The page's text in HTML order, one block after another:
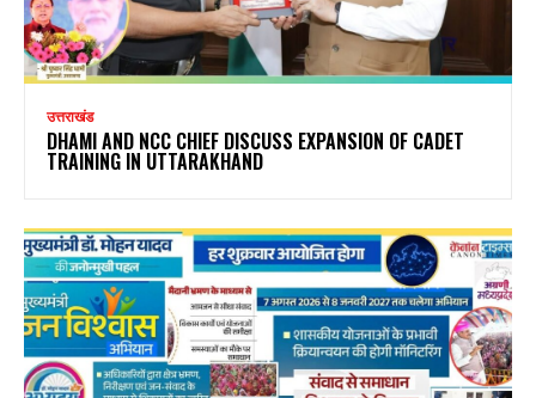
उत्तराखंड
DHAMI AND NCC CHIEF DISCUSS EXPANSION OF CADET
TRAINING IN UTTARAKHAND